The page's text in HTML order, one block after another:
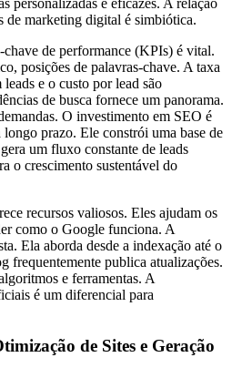
de marketing digital é simbiótica.
de performance (KPIs) é vital.
posições de palavras-chave. A taxa
e o custo por lead são
de busca fornece um panorama.
O investimento em SEO é
prazo. Ele constrói uma base de
um fluxo constante de leads
o crescimento sustentável do
recursos valiosos. Eles ajudam os
como o Google funciona. A
Ela aborda desde a indexação até o
frequentemente publica atualizações.
e ferramentas. A
é um diferencial para
de Sites e Geração